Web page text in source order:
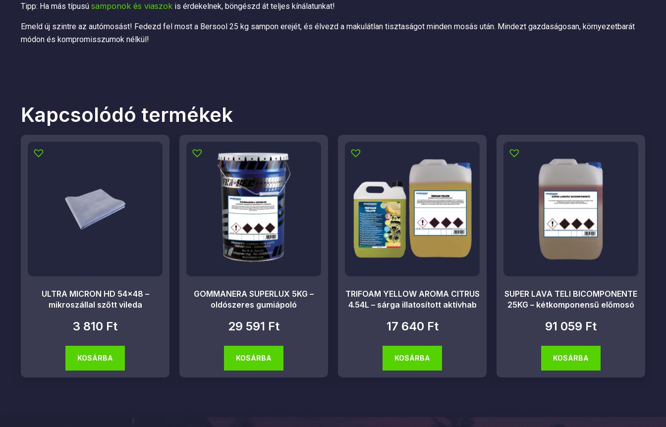
Tipp: Ha más típusú samponok és viaszok is érdekelnek, böngészd át teljes kínálatunkat!
Emeld új szintre az autómosást! Fedezd fel most a Bersool 25 kg sampon erejét, és élvezd a makulátlan tisztaságot minden mosás után. Mindezt gazdaságosan, környezetbarát
módon és kompromisszumok nélkül!
Kapcsolódó termékek
ULTRA MICRON HD 54×48 –
mikroszállal szőtt vileda
3 810 Ft
KOSÁRBA
GOMMANERA SUPERLUX 5KG –
oldószeres gumiápoló
29 591 Ft
KOSÁRBA
TRIFOAM YELLOW AROMA CITRUS
4.54L – sárga illatosított aktívhab
17 640 Ft
KOSÁRBA
SUPER LAVA TELI BICOMPONENTE
25KG – kétkomponensű előmosó
91 059 Ft
KOSÁRBA